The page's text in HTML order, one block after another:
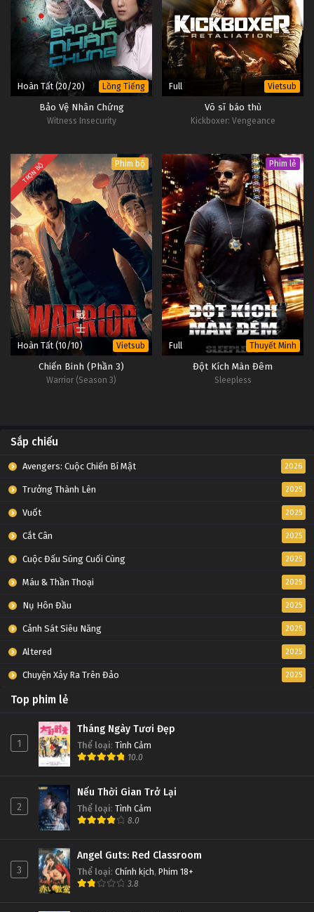
Hoàn Tất (20/20) Lồng Tiếng
Bảo Vệ Nhân Chứng
Witness Insecurity
Full Vietsub
Võ sĩ báo thù
Kickboxer: Vengeance
TRỌN BỘ Phim bộ
Hoàn Tất (10/10) Vietsub
Chiến Binh (Phần 3)
Warrior (Season 3)
Phim lẻ
Full Thuyết Minh
Đột Kích Màn Đêm
Sleepless
Sắp chiếu
Avengers: Cuộc Chiến Bí Mật 2026
Trưởng Thành Lên 2025
Vuốt 2025
Cắt Cân 2025
Cuộc Đấu Súng Cuối Cùng 2025
Máu & Thần Thoại 2025
Nụ Hôn Đầu 2025
Cảnh Sát Siêu Năng 2025
Altered 2025
Chuyện Xảy Ra Trên Đảo 2025
Top phim lẻ
1
Tháng Ngày Tươi Đẹp
Thể loại: Tình Cảm
10.0
2
Nếu Thời Gian Trở Lại
Thể loại: Tình Cảm
8.0
3
Angel Guts: Red Classroom
Thể loại: Chính kịch, Phim 18+
3.8